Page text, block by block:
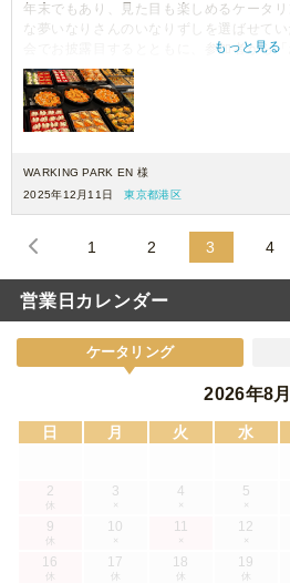
年末でもあり、見た目も楽しめるケータ
な夢いなりさんのいなりずしを選ばせてい
会でお披露目するとともに、参加者から
と歓声が上がり、一瞬でなくなっていまし
肝心の味も大変美味しかったとの感想が
を選んで正解だったなと思っています！
また、ぜひ利用させていただきたいです
もっと見る
WARKING PARK EN 様
2025年12月11日
東京都港区
1 2 3 4
営業日カレンダー
ケータリング
2026年8月
日 月 火 水
2
休
3
×
4
×
5
×
9
休
10
×
11
×
12
×
16
休
17
休
18
休
19
休